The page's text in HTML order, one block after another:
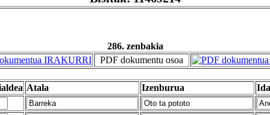
286. zenbakia
PDF dokumentu osoa
Atala Izenburua